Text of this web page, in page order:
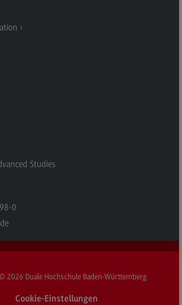
Arbeit
Arbeit
Informatik
Studies
0
2026 Duale Hochschule Baden-Württemberg
Cookie-Einstellungen